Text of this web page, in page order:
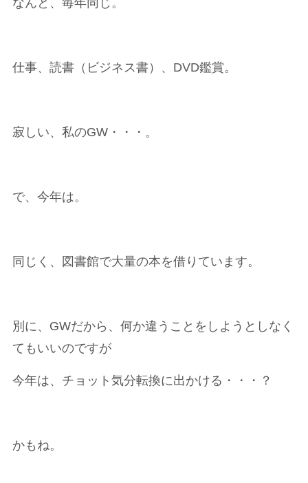
なんと、毎年同じ。
仕事、読書（ビジネス書）、DVD鑑賞。
寂しい、私のGW・・・。
で、今年は。
同じく、図書館で大量の本を借りています。
別に、GWだから、何か違うことをしようとしなく
てもいいのですが
今年は、チョット気分転換に出かける・・・？
かもね。